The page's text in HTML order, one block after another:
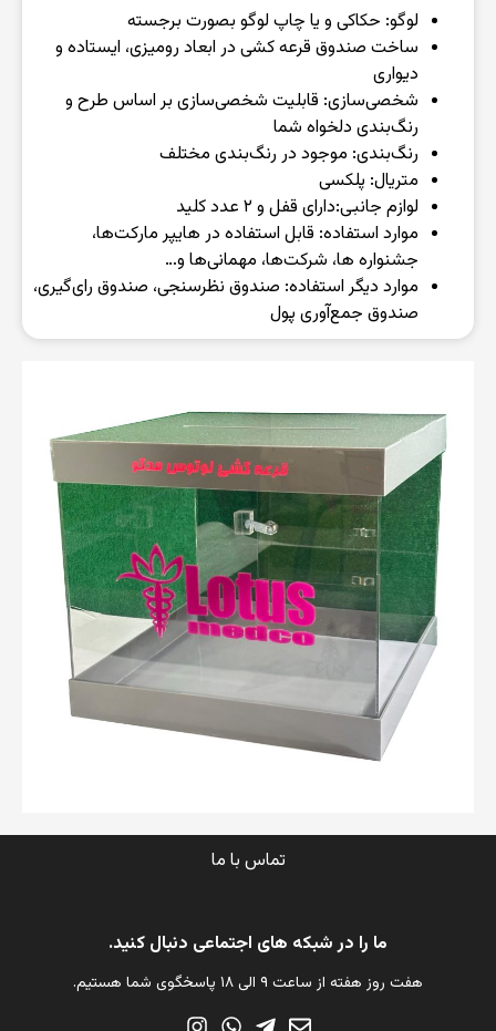
لوگو: حکاکی و یا چاپ لوگو بصورت برجسته
ساخت صندوق قرعه کشی در ابعاد رومیزی، ایستاده و
دیواری
شخصی‌سازی: قابلیت شخصی‌سازی بر اساس طرح و
رنگ‌بندی دلخواه شما
رنگ‌بندی: موجود در رنگ‌بندی مختلف
متریال: پلکسی
لوازم جانبی:‌دارای قفل و ۲ عدد کلید
موارد استفاده: قابل استفاده در هایپر مارکت‌ها،
جشنواره ها، شرکت‌ها، مهمانی‌ها و…
موارد دیگر استفاده: صندوق نظرسنجی، صندوق رای‌گیری،
صندوق جمع‌آوری پول
تماس با ما
ما را در شبکه های اجتماعی دنبال کنید.
هفت روز هفته از ساعت ۹ الی ۱۸ پاسخگوی شما هستیم.